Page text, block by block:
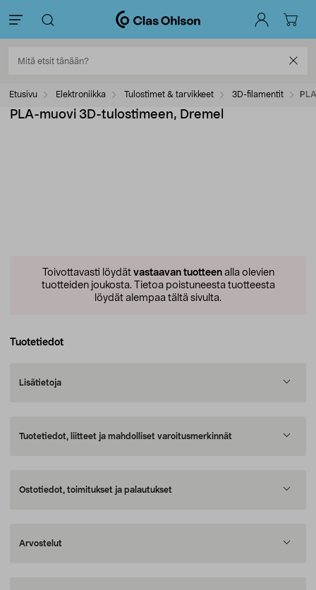
Etusivu Elektroniikka Tulostimet & tarvikkeet 3D-filamentit
PLA-muovi 3D-tulostimeen, Dremel
Toivottavasti löydät vastaavan tuotteenalla olevien
tuotteiden joukosta. Tietoa poistuneesta tuotteesta
löydät alempaa tältä sivulta.
Tuotetiedot
Lisätietoja
Tuotetiedot, liitteet ja mahdolliset varoitusmerkinnät
Ostotiedot, toimitukset ja palautukset
Arvostelut